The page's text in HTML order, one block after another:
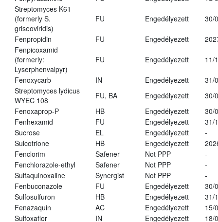
Streptomyces K61
(formerly S.
griseoviridis)
FU Engedélyezett 30/
Fenpropidin FU Engedélyezett
Fenpicoxamid
(formerly:
Lyserphenvalpyr)
FU Engedélyezett 11/
Fenoxycarb IN Engedélyezett
31/
Streptomyces lydicus
WYEC 108
FU, BA Engedélyezett
30/
Fenoxaprop-P
HB Engedélyezett
30/
Fenhexamid
FU Engedélyezett
31/
Sucrose
EL Engedélyezett
-
Sulcotrione
HB Engedélyezett
Fenclorim
Safener Not PPP
-
Fenchlorazole-ethyl
Safener Not PPP
-
Sulfaquinoxaline
Synergist Not PPP
-
Fenbuconazole
FU Engedélyezett
30/
Sulfosulfuron
HB Engedélyezett
31/
Fenazaquin
AC Engedélyezett
15/
Sulfoxaflor
IN Engedélyezett
18/